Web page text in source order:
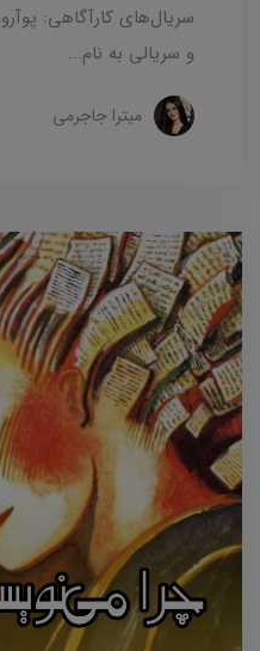
سریال‌های کارآگاهی:
و سریالی به نام...
میترا جاجرمی